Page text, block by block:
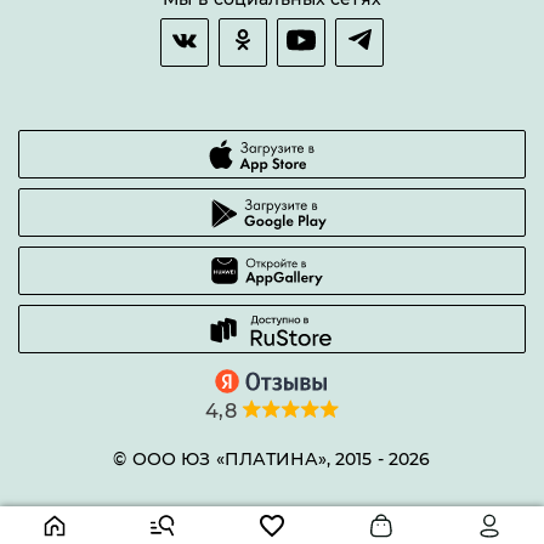
Гарантии качества
Часто задаваемые вопросы
4,8
© ООО ЮЗ «ПЛАТИНА», 2015 - 2026